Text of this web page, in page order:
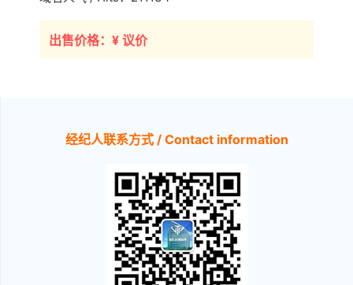
出售价格：¥ 议价
经纪人联系方式 / Contact information